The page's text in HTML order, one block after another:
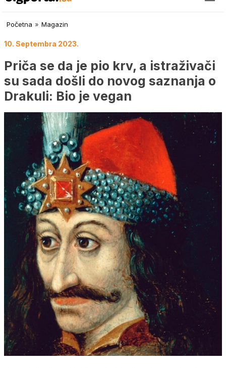
Početna » Magazin
10. Septembra 2023.
Priča se da je pio krv, a istraživači
su sada došli do novog saznanja o
Drakuli: Bio je vegan